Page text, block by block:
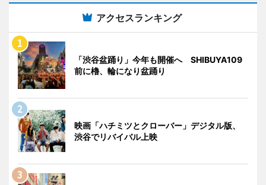
アクセスランキング
「渋谷盆踊り」今年も開催へ SHIBUYA109
前に櫓、輪になり盆踊り
映画「ハチミツとクローバー」デジタル版、
渋谷でリバイバル上映